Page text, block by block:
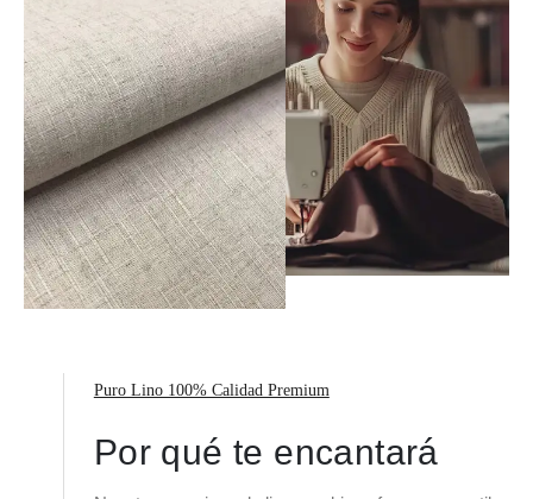
Puro Lino 100% Calidad Premium
Por qué te encantará